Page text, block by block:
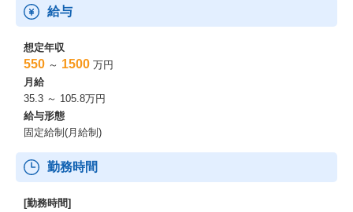
給与
想定年収
550 ～ 1500 万円
月給
35.3 ～ 105.8万円
給与形態
固定給制(月給制)
勤務時間
[勤務時間]